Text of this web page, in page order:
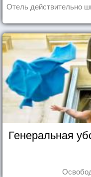
Отель действительно
Генеральная